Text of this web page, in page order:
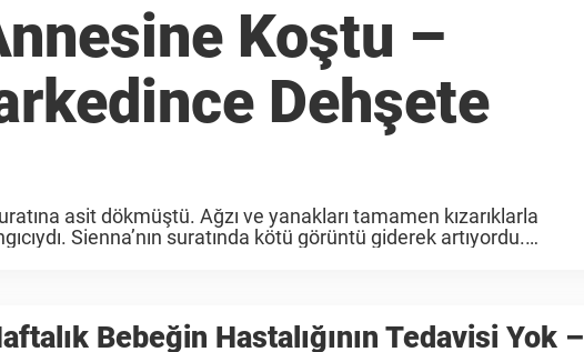
Koştu –
Dehşete
asit dökmüştü. Ağzı ve yanakları tamamen kızarıklarla
Sienna’nın suratında kötü görüntü giderek artıyordu.
Bebeğin Hastalığının Tedavisi Yok –